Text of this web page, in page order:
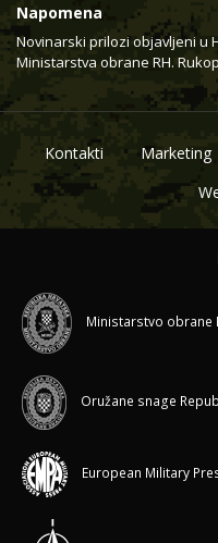
Napomena
Novinarski prilozi objavljeni u
Ministarstva obrane RH.
Kontakti Marketing
Ministarstvo obrane
Oružane snage
European Military